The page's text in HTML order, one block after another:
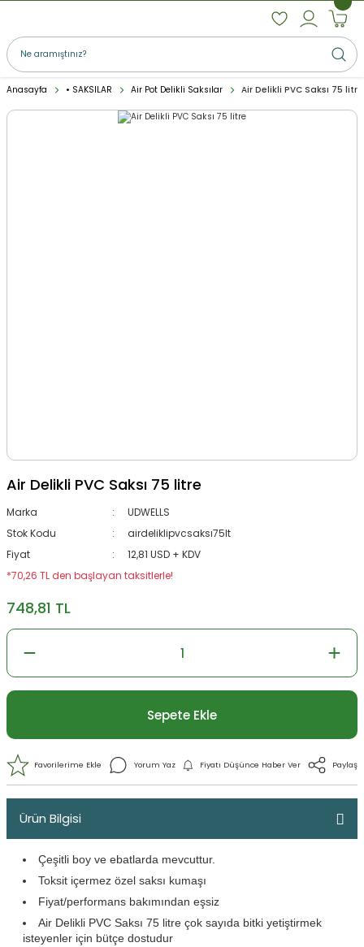
Anasayfa • SAKSILAR Air Pot Delikli Saksılar Air Delikli PVC Saksı 75 litre
Air Delikli PVC Saksı 75 litre
Marka
UDWELLS
Stok Kodu
airdeliklipvcsaksı75lt
Fiyat
12,81 USD + KDV
*70,26 TL den başlayan taksitlerle!
748,81 TL
Sepete Ekle
Ürün Bilgisi
Çeşitli boy ve ebatlarda mevcuttur.
Toksit içermez özel saksı kumaşı
Fiyat/performans bakımından eşsiz
Air Delikli PVC Saksı 75 litre çok sayıda bitki yetiştirmek
isteyenler için bütçe dostudur